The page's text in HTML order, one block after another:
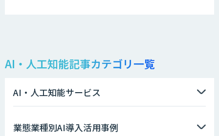
AI・人工知能記事カテゴリ一覧
AI・人工知能サービス
業態業種別AI導入活用事例